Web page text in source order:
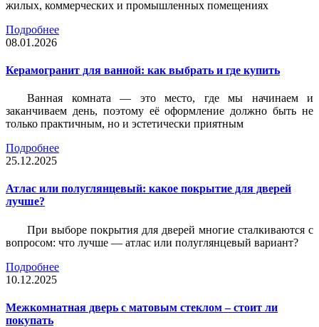
жилых, коммерческих и промышленных помещениях
Подробнее
08.01.2026
Керамогранит для ванной: как выбрать и где купить
Ванная комната — это место, где мы начинаем и
заканчиваем день, поэтому её оформление должно быть не
только практичным, но и эстетически приятным
Подробнее
25.12.2025
Атлас или полуглянцевый: какое покрытие для дверей
лучше?
При выборе покрытия для дверей многие сталкиваются с
вопросом: что лучше — атлас или полуглянцевый вариант?
Подробнее
10.12.2025
Межкомнатная дверь с матовым стеклом – стоит ли
покупать